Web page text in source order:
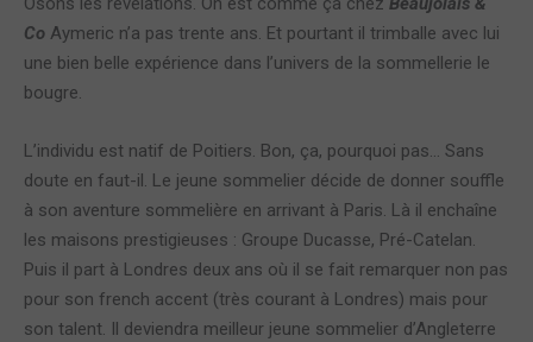
Co Aymeric n’a pas trente ans. Et pourtant il trimballe avec lui
une bien belle expérience dans l’univers de la sommellerie le
bougre.
L’individu est natif de Poitiers. Bon, ça, pourquoi pas… Sans
doute en faut-il. Le jeune sommelier décide de donner souffle
à son aventure sommelière en arrivant à Paris. Là il enchaîne
les maisons prestigieuses : Groupe Ducasse, Pré-Catelan.
Puis il part à Londres deux ans où il se fait remarquer non pas
pour son french accent (très courant à Londres) mais pour
son talent. Il deviendra meilleur jeune sommelier d’Angleterre